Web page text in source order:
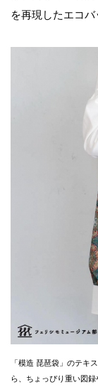
を再現したエコ
「模造 琵琶袋」のテキ
ら、ちょっぴり重い図